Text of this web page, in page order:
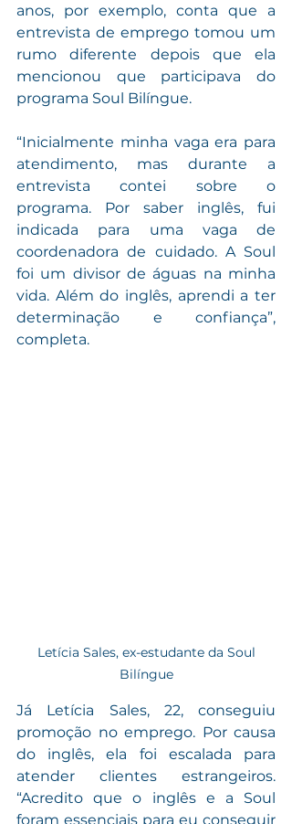
anos, por exemplo, conta que a
entrevista de emprego tomou um
rumo diferente depois que ela
mencionou que participava do
programa Soul Bilíngue.
“Inicialmente minha vaga era para
atendimento, mas durante a
entrevista contei sobre o
programa. Por saber inglês, fui
indicada para uma vaga de
coordenadora de cuidado. A Soul
foi um divisor de águas na minha
vida. Além do inglês, aprendi a ter
determinação e confiança”,
completa.
Bilíngue
Já Letícia Sales, 22, conseguiu
promoção no emprego. Por causa
do inglês, ela foi escalada para
atender clientes estrangeiros.
“Acredito que o inglês e a Soul
foram essenciais para eu conseguir